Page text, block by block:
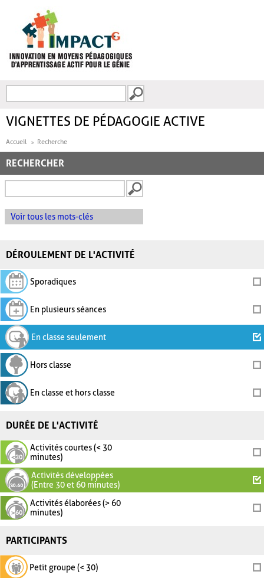
FORMULAIRE DE
VIGNETTES DE PÉDAGOGIE ACTIVE
Accueil Recherche
RECHERCHER
Voir tous les mots-clés
DÉROULEMENT DE L'ACTIVITÉ
Sporadiques
En plusieurs séances
En classe seulement
Hors classe
En classe et hors classe
DURÉE DE L'ACTIVITÉ
Activités courtes (< 30
minutes)
Activités développées
(Entre 30 et 60 minutes)
Activités élaborées (> 60
minutes)
PARTICIPANTS
Petit groupe (< 30)